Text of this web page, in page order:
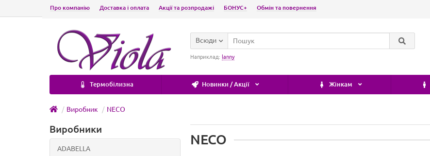
Про компанію Доставка і оплата Акції та розпродажі БОНУС+ Обмін та повернення
Всюди
Наприклад: lanny
Термобілизна Новинки / Акції Жінкам
Виробник NECO
Виробники
ADABELLA
NECO